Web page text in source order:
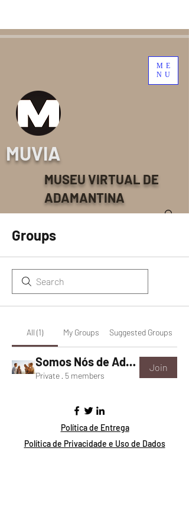
ME
NU
MUVIA
MUSEU VIRTUAL DE
ADAMANTINA
Groups
All (1) My Groups Suggested Groups
Somos Nós de Adamantina
Private · 5 members
Join
Política de Entrega
Política de Privacidade e Uso de Dados